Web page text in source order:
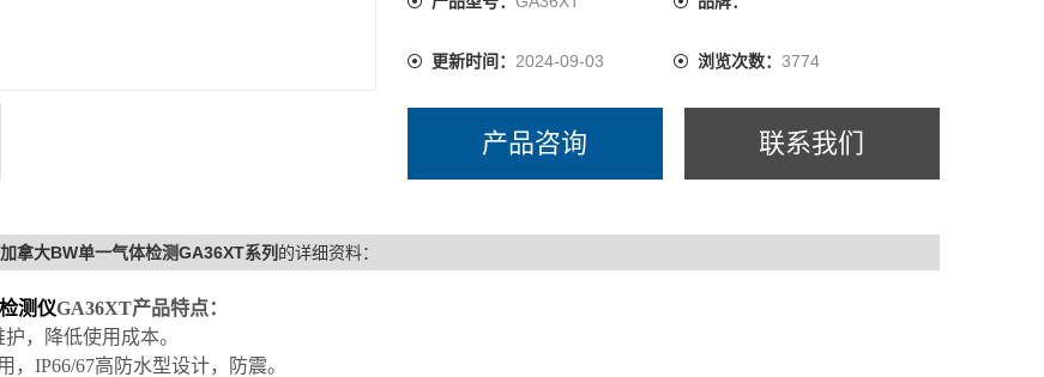
更新时间： 2024-09-03 浏览次数： 3774
产品咨询 联系我们
拿大BW单一气体检测GA36XT系列 的详细资料：
测仪GA36XT产品特点：
，降低使用成本。
， IP66/67高防水型设计，防震。